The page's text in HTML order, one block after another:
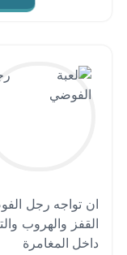
ان تواجه رجل
القفز والهروب
داخل المغامرة